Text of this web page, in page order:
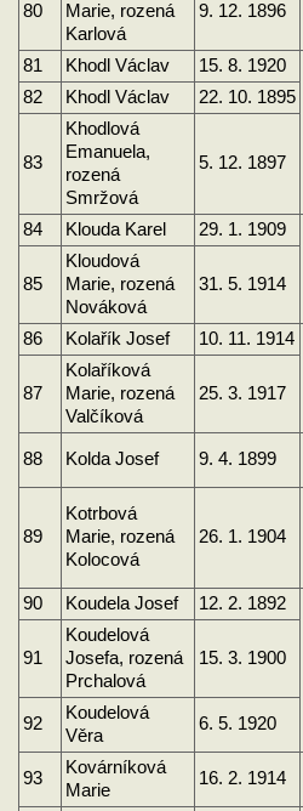
80
Marie, rozená
Karlová
9. 12. 1896
81 Khodl Václav 15. 8. 1920
82 Khodl Václav 22. 10. 1895
83
Khodlová
Emanuela,
rozená
Smržová
5. 12. 1897
84 Klouda Karel
29. 1. 1909
85
Kloudová
Marie, rozená
Nováková
31. 5. 1914
86 Kolařík Josef
10. 11. 1914
87
Kolaříková
Marie, rozená
Valčíková
25. 3. 1917
88 Kolda Josef 9. 4. 1899
89
Kotrbová
Marie, rozená
Kolocová
26. 1. 1904
90
Koudela Josef
12. 2. 1892
91
Koudelová
Josefa, rozená
Prchalová
15. 3. 1900
92
Koudelová
Věra
6. 5. 1920
93
Kovárníková
Marie
16. 2. 1914